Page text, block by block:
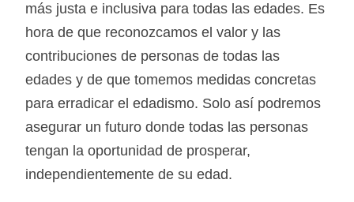
más justa e inclusiva para todas las edades. Es
hora de que reconozcamos el valor y las
contribuciones de personas de todas las
edades y de que tomemos medidas concretas
para erradicar el edadismo. Solo así podremos
asegurar un futuro donde todas las personas
tengan la oportunidad de prosperar,
independientemente de su edad.